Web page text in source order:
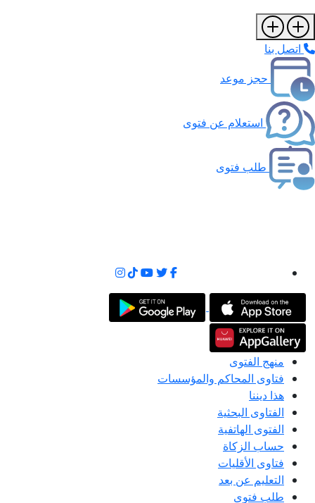
اتصل بنا
حجز موعد
استعلام عن فتوى
طلب فتوى
منهج الفتوى
فتاوى المحاكم والمؤسسات
هذا ديننا
الفتاوى البحثية
الفتوى الهاتفية
حساب الزكاة
فتاوى الأقليات
التعليم عن بعد
طلب فتوى